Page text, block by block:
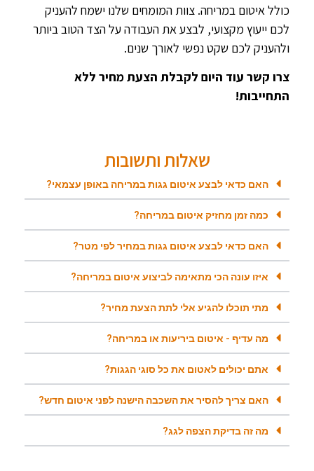
כולל איטום במריחה. צוות המומחים שלנו ישמח להעניק
לכם ייעוץ מקצועי, לבצע את העבודה על הצד הטוב ביותר
ולהעניק לכם שקט נפשי לאורך שנים.
צרו קשר עוד היום לקבלת הצעת מחיר ללא
התחייבות!
שאלות ותשובות
האם כדאי לבצע איטום גגות במריחה באופן עצמאי?
כמה זמן מחזיק איטום במריחה?
האם כדאי לבצע איטום גגות במחיר לפי מטר?
איזו עונה הכי מתאימה לביצוע איטום במריחה?
מתי תוכלו להגיע אלי לתת הצעת מחיר?
מה עדיף - איטום ביריעות או במריחה?
אתם יכולים לאטום את כל סוגי הגגות?
האם צריך להסיר את השכבה הישנה לפני איטום חדש?
מה זה בדיקת הצפה לגג?